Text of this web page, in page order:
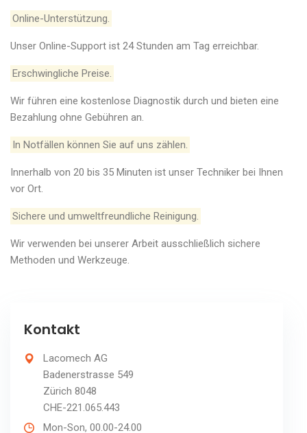
Online-Unterstützung.
Unser Online-Support ist 24 Stunden am Tag erreichbar.
Erschwingliche Preise.
Wir führen eine kostenlose Diagnostik durch und bieten eine
Bezahlung ohne Gebühren an.
In Notfällen können Sie auf uns zählen.
Innerhalb von 20 bis 35 Minuten ist unser Techniker bei Ihnen
vor Ort.
Sichere und umweltfreundliche Reinigung.
Wir verwenden bei unserer Arbeit ausschließlich sichere
Methoden und Werkzeuge.
Kontakt
Lacomech AG
Badenerstrasse 549
Zürich 8048
CHE-221.065.443
Mon-Son, 00.00-24.00